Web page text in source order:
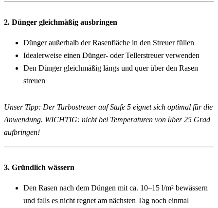
2. Dünger gleichmäßig ausbringen
Dünger außerhalb der Rasenfläche in den Streuer füllen
Idealerweise einen Dünger- oder Tellerstreuer verwenden
Den Dünger gleichmäßig längs und quer über den Rasen
streuen
Unser Tipp: Der Turbostreuer auf Stufe 5 eignet sich optimal für die
Anwendung. WICHTIG: nicht bei Temperaturen von über 25 Grad
aufbringen!
3. Gründlich wässern
Den Rasen nach dem Düngen mit ca. 10–15 l/m² bewässern
und falls es nicht regnet am nächsten Tag noch einmal